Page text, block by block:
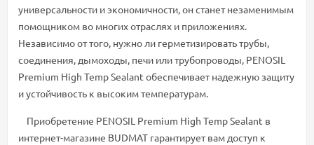
универсальности и экономичности, он станет незаменимым
помощником во многих отраслях и приложениях.
Независимо от того, нужно ли герметизировать трубы,
соединения, дымоходы, печи или трубопроводы, PENOSIL
Premium High Temp Sealant обеспечивает надежную защиту
и устойчивость к высоким температурам.
Приобретение PENOSIL Premium High Temp Sealant в
интернет-магазине BUDMAT гарантирует вам доступ к